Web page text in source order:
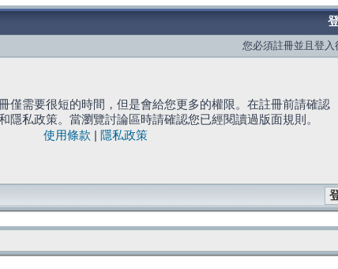
您必須註冊並且登入
僅需要很短的時間，但是會給您更多的權限。在註冊前請確認
隱私政策。當瀏覽討論區時請確認您已經閱讀過版面規則。
使用條款
隱私政策